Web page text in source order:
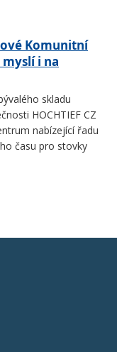
Komunitní
i na
skladu
HOCHTIEF CZ
nabízející řadu
času pro stovky